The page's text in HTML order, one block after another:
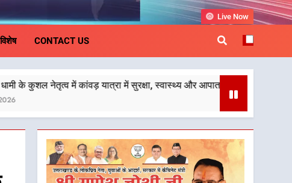
और आपातकालीन सेवाओं की बनी मजबूत व्यवस्था
देहरादून-मसूरी के नियोजित विकास को मिलेगी रफ्तार
पर अछनेरा-टनकपुर एक्सप्रेस का ठहराव हुआ स्वीकृत
और आपातकालीन सेवाओं की बनी मजबूत व्यवस्था
विशेष CONTACT US
Live Now
यात्रा में सुरक्षा, स्वास्थ्य और आपातकालीन सेवाओं की बनी मजबूत व्यवस्था